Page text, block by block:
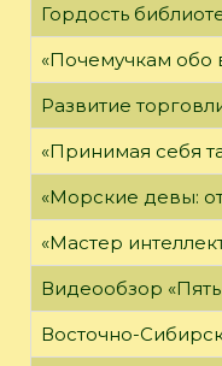
Гордость
«Почемучкам обо
Развитие
«Принимая себя
«Морские девы:
«Мастер
Видеообзор
Восточно-